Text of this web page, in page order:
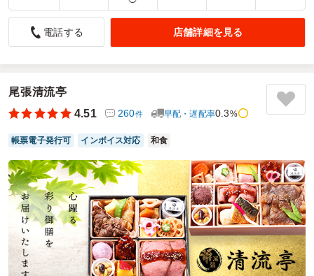
お弁当もきれいでした！
5.0
ご利用シーン：
参加者の年齢：
愛知県豊明市西川町
2026/07/05
ビストロルシアの口コミをもっと見る
電話する 店舗詳細を見る
尾張清流亭
4.51
260件 早配・遅配率0.3%
帳票電子発行可 インボイス対応 和食